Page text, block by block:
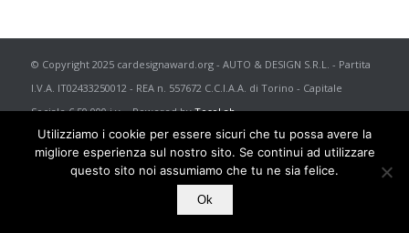
© Copyright 2025 cardesignaward.org - AUTO & DESIGN S.R.L. - Partita
I.V.A. IT02433250012 - REA n. 557672 C.C.I.A.A. di Torino - Capitale
Sociale € 50.000 i.v. - Powered byTosoLab
Utilizziamo i cookie per essere sicuri che tu possa avere la
migliore esperienza sul nostro sito. Se continui ad utilizzare
questo sito noi assumiamo che tu ne sia felice.
Ok